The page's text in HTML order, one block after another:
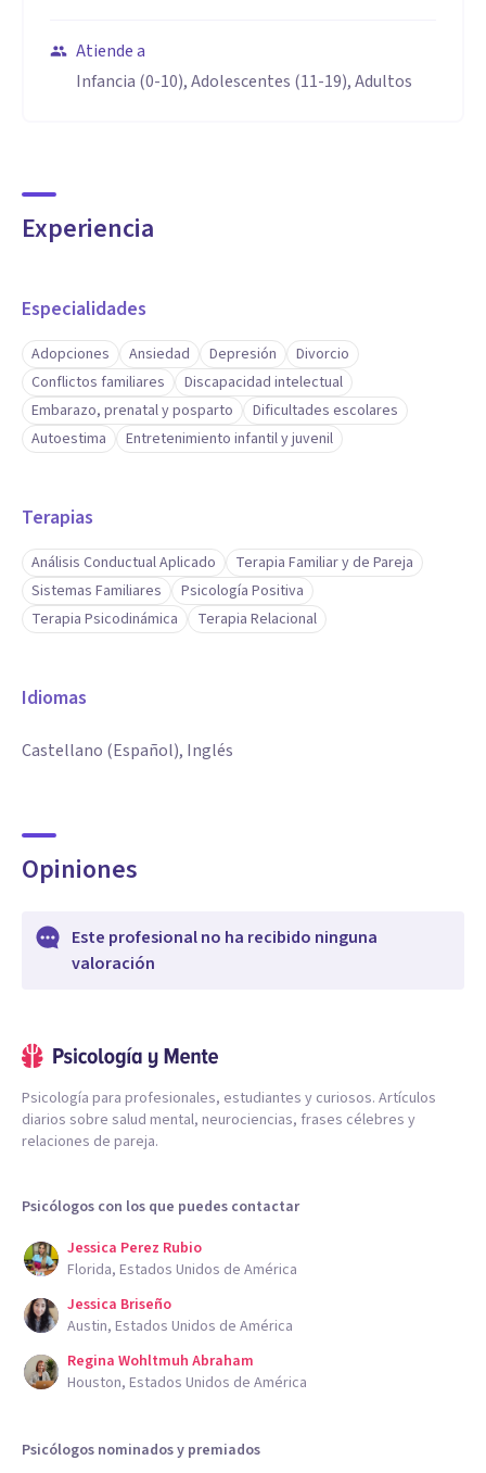
Atiende a
Infancia (0-10), Adolescentes (11-19), Adultos
Experiencia
Especialidades
Adopciones Ansiedad Depresión
Divorcio
Conflictos familiares
Discapacidad intelectual
Embarazo, prenatal y posparto
Dificultades escolares
Autoestima
Entretenimiento infantil y juvenil
Terapias
Análisis Conductual Aplicado
Terapia Familiar y de Pareja
Sistemas Familiares
Psicología Positiva
Terapia Psicodinámica
Terapia Relacional
Idiomas
Castellano (Español), Inglés
Opiniones
Este profesional no ha recibido ninguna
valoración
Psicología para profesionales, estudiantes y curiosos. Artículos
diarios sobre salud mental, neurociencias, frases célebres y
relaciones de pareja.
Psicólogos con los que puedes contactar
Jessica Perez Rubio
Florida, Estados Unidos de América
Jessica Briseño
Austin, Estados Unidos de América
Regina Wohltmuh Abraham
Houston, Estados Unidos de América
Psicólogos nominados y premiados